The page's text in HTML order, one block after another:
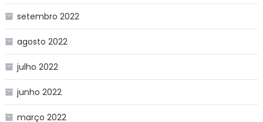
setembro 2022
agosto 2022
julho 2022
junho 2022
março 2022